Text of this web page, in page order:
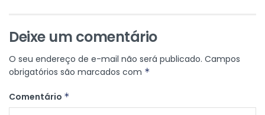
Deixe um comentário
O seu endereço de e-mail não será publicado. Campos
obrigatórios são marcados com *
Comentário *